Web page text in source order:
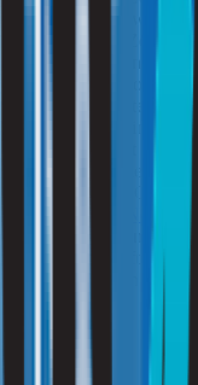
gezond leef- en
duurzaamheid. Ze
environment: een
herstel. In de Toolkit
over grote
aan meer groen in en
planten om lucht en
kleine maatregelen
verschil maken. Ook
ontwikkeling van
Hun kennis heeft er
over toetsbare en